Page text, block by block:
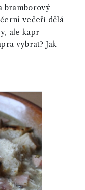
bramborový
večeři dělá
ale kapr
vybrat? Jak